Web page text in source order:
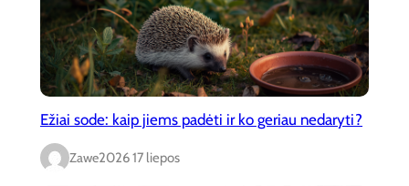
Ežiai sode: kaip jiems padėti ir ko geriau nedaryti?
Zawe2026 17 liepos